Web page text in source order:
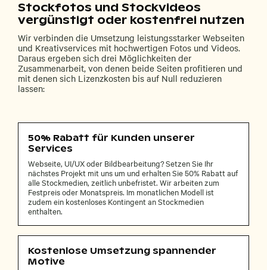
Stockfotos und Stockvideos
vergünstigt oder kostenfrei nutzen
Wir verbinden die Umsetzung leistungsstarker Webseiten
und Kreativservices mit hochwertigen Fotos und Videos.
Daraus ergeben sich drei Möglichkeiten der
Zusammenarbeit, von denen beide Seiten profitieren und
mit denen sich Lizenzkosten bis auf Null reduzieren
lassen:
50% Rabatt für Kunden unserer
Services
Webseite, UI/UX oder Bildbearbeitung? Setzen Sie Ihr
nächstes Projekt mit uns um und erhalten Sie 50% Rabatt auf
alle Stockmedien, zeitlich unbefristet. Wir arbeiten zum
Festpreis oder Monatspreis. Im monatlichen Modell ist
zudem ein kostenloses Kontingent an Stockmedien
enthalten.
Kostenlose Umsetzung spannender
Motive